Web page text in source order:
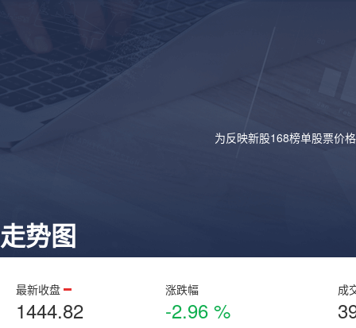
为反映新股168榜单股票价
走势图
最新收盘
1444.82
涨跌幅
-2.96 %
成